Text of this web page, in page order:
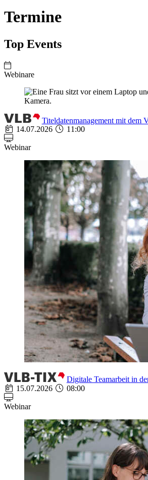
Termine
Top Events
Webinare
Titeldatenmanagement mit dem
14.07.2026
11:00
Webinar
Digitale Teamarbeit in
15.07.2026
08:00
Webinar